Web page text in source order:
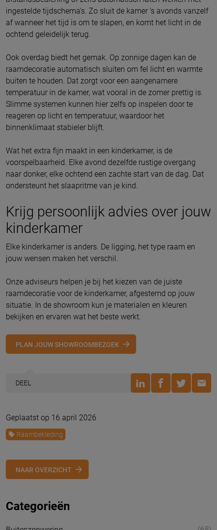
ingestelde tijdschema’s. Zo sluit de kamer ’s avonds vanzelf
af wanneer het tijd is om te slapen, en komt het licht in de
ochtend geleidelijk terug.
Ook overdag biedt het gemak. Op zonnige dagen kan de
raamdecoratie automatisch sluiten om fel licht en warmte
buiten te houden. Dat zorgt voor een aangenamere
temperatuur in de kamer, wat vooral in de zomer prettig is.
Slimme systemen kunnen hier zelfs op inspelen door te
reageren op licht en temperatuur, waardoor het
binnenklimaat stabieler blijft.
Wat het extra fijn maakt in een kinderkamer, is de
voorspelbaarheid. Elke avond dezelfde rustige overgang
naar donker, elke ochtend een zachte start van de dag. Dat
ondersteunt het slaapritme van je kind.
Krijg persoonlijk advies over jouw
kinderkamer
Elke kinderkamer is anders. De ligging, het type raam en
jouw wensen maken het verschil.
Onze adviseurs helpen je bij het kiezen van de juiste
raamdecoratie voor de kinderkamer, afgestemd op jouw
situatie. In de showroom kun je materialen en kleuren
bekijken en ervaren wat het beste werkt.
PLAN JOUW SHOWROOMBEZOEK
DEEL
Geplaatst op 16 april 2026
Raambekleding
NAAR OVERZICHT
Categorieën